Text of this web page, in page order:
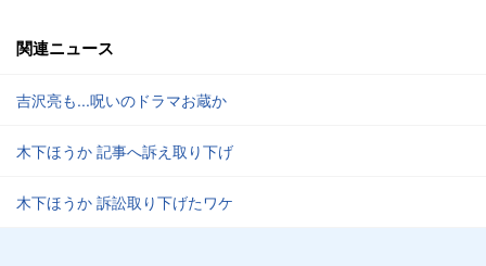
関連ニュース
吉沢亮も...呪いのドラマお蔵か
木下ほうか 記事へ訴え取り下げ
木下ほうか 訴訟取り下げたワケ